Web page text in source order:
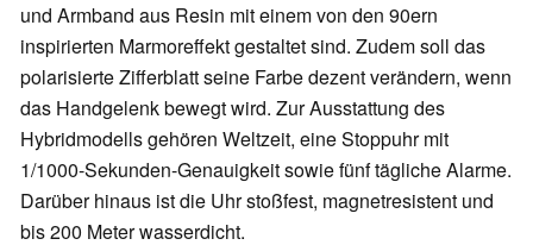
und Armband aus Resin mit einem von den 90ern
inspirierten Marmoreffekt gestaltet sind. Zudem soll das
polarisierte Zifferblatt seine Farbe dezent verändern, wenn
das Handgelenk bewegt wird. Zur Ausstattung des
Hybridmodells gehören Weltzeit, eine Stoppuhr mit
1/1000-Sekunden-Genauigkeit sowie fünf tägliche Alarme.
Darüber hinaus ist die Uhr stoßfest, magnetresistent und
bis 200 Meter wasserdicht.